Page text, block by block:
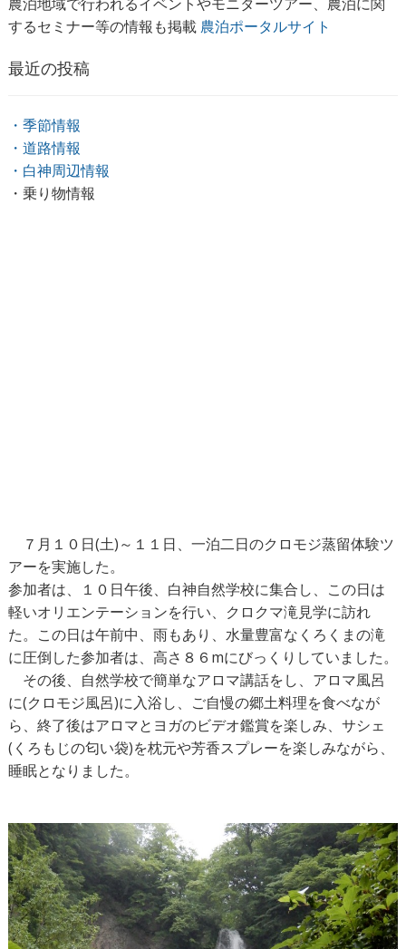
するセミナー等の情報も掲載 農泊ポータルサイト
最近の投稿
・季節情報
・道路情報
・白神周辺情報
・乗り物情報
７月１０日(土)～１１日、一泊二日のクロモジ蒸留体験ツ
アーを実施した。
参加者は、１０日午後、白神自然学校に集合し、この日は
軽いオリエンテーションを行い、クロクマ滝見学に訪れ
た。この日は午前中、雨もあり、水量豊富なくろくまの滝
に圧倒した参加者は、高さ８６mにびっくりしていました。
その後、自然学校で簡単なアロマ講話をし、アロマ風呂
に(クロモジ風呂)に入浴し、ご自慢の郷土料理を食べなが
ら、終了後はアロマとヨガのビデオ鑑賞を楽しみ、サシェ
(くろもじの匂い袋)を枕元や芳香スプレーを楽しみながら、
睡眠となりました。